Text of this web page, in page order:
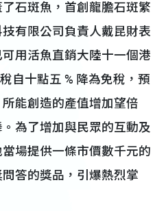
石斑魚，首創龍膽石斑繁
有限公司負責人戴昆財表
用活魚直銷大陸十一個港
自十點五 % 降為免稅，預
能創造的產值增加望倍
為了增加與民眾的互動及
場提供一條市價數千元的
答的獎品，引爆熱烈掌